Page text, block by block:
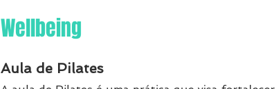
Wellbeing
Aula de Pilates